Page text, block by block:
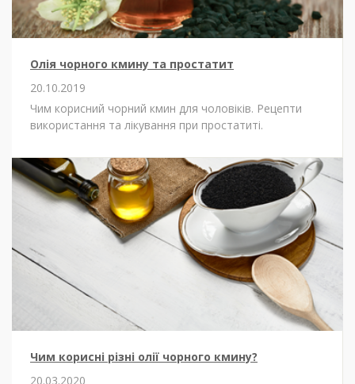
Олія чорного кмину та простатит
20.10.2019
Чим корисний чорний кмин для чоловіків. Рецепти
використання та лікування при простатиті.
Чим корисні різні олії чорного кмину?
20.03.2020